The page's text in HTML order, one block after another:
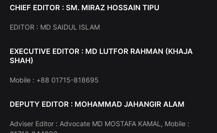
CHIEF EDITOR : SM. MIRAZ HOSSAIN TIPU
EDITOR : MD SAIDUL ISLAM
EXECUTIVE EDITOR : MD LUTFOR RAHMAN (KHAJA
SHAH)
Mobile : +88 01715-818695
DEPUTY EDITOR : MOHAMMAD JAHANGIR ALAM
Adviser Editor : Advocate MD MOSTAFA KAMAL, Mobile :